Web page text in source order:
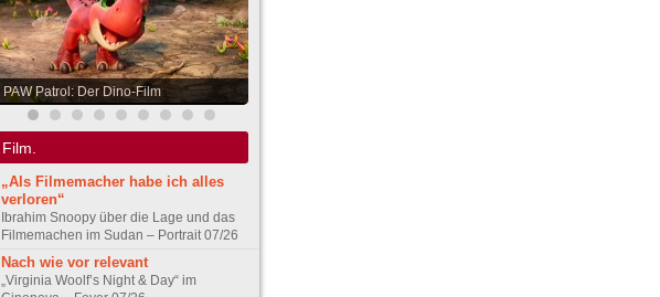
PAW Patrol: Der Dino-Film
Film.
„Als Filmemacher habe ich alles
verloren“
Ibrahim Snoopy über die Lage und das
Filmemachen im Sudan – Portrait 07/26
Nach wie vor relevant
„Virginia Woolf’s Night & Day“ im